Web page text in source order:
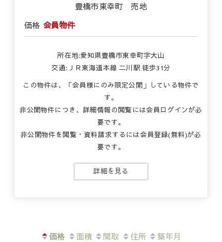
豊橋市東幸町 売地
価格 会員物件
所在地:愛知県豊橋市東幸町字大山
交通:ＪＲ東海道本線 二川駅 徒歩31分
この物件は、「会員様にのみ限定公開」している物件で
す。
非公開物件につき、詳細情報の閲覧には会員ログインが必
要です。
非公開物件を閲覧・資料請求するには会員登録(無料)が必
要です。
詳細を見る
価格 面積 間取 住所 築年月